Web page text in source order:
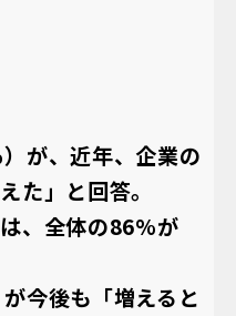
が、近年、企業の
た」と回答。
、全体の86%が
今後も「増えると